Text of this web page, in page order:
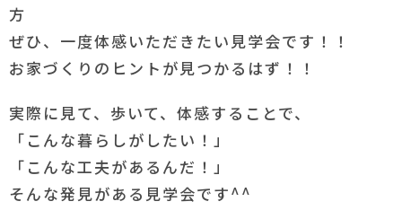
方
ぜひ、一度体感いただきたい見学会です！！
お家づくりのヒントが見つかるはず！！
実際に見て、歩いて、体感することで、
「こんな暮らしがしたい！」
「こんな工夫があるんだ！」
そんな発見がある見学会です^^